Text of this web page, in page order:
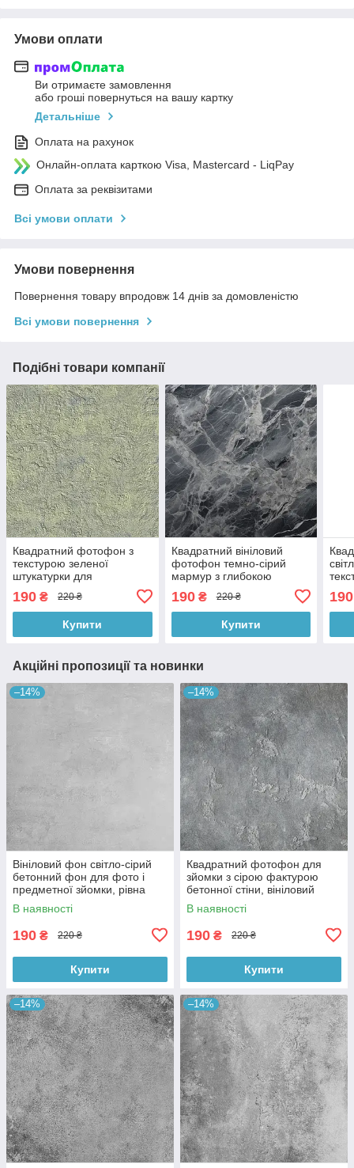
Умови оплати
Ви отримаєте замовлення
або гроші повернуться на вашу картку
Детальніше
Оплата на рахунок
Онлайн-оплата карткою Visa, Mastercard - LiqPay
Оплата за реквізитами
Всі умови оплати
Умови повернення
Повернення товару впродовж 14 днів за домовленістю
Всі умови повернення
Подібні товари компанії
Квадратний фотофон з
текстурою зеленої
штукатурки для
вініловий фон 60x60 см ,
№550323
190 ₴ 220 ₴
Купити
Квадратний вініловий
фотофон темно-сірий
мармур з глибокою
зйомки, 60x60 см,
№551177
190₴ 220 ₴
Купити
190
Акційні пропозиції та новинки
–14%
Вініловий фон світло-сірий
бетонний фон для фото і
предметної зйомки, рівна
текстура, 60x60 см, №550674
В наявності
190 ₴ 220 ₴
Купити
–14%
Квадратний фотофон для
зйомки з сірою фактурою
бетонної стіни, вініловий
60x60 см , №550152
В наявності
190 ₴ 220 ₴
Купити
–14% –14%